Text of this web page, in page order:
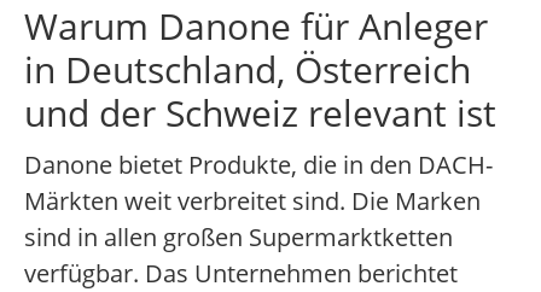
Warum Danone für Anleger
in Deutschland, Österreich
und der Schweiz relevant ist
Danone bietet Produkte, die in den DACH-
Märkten weit verbreitet sind. Die Marken
sind in allen großen Supermarktketten
verfügbar. Das Unternehmen berichtet